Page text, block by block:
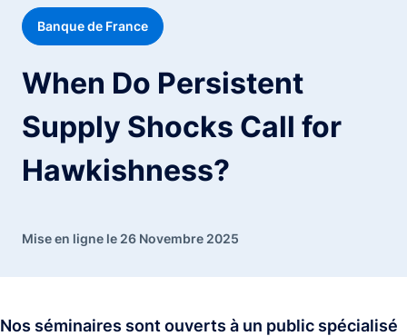
Banque de France
When Do Persistent
Supply Shocks Call for
Hawkishness?
Mise en ligne le 26 Novembre 2025
Nos séminaires sont ouverts à un public spécialisé